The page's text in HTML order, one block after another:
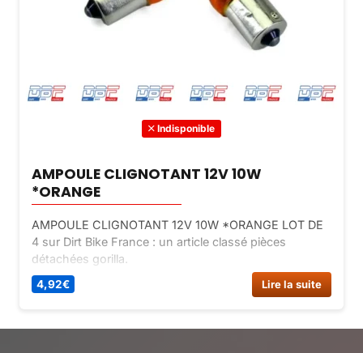
Indisponible
AMPOULE CLIGNOTANT 12V 10W
*ORANGE
AMPOULE CLIGNOTANT 12V 10W *ORANGE LOT DE
4 sur Dirt Bike France : un article classé pièces
détachées gorilla.
4,92€ Lire la suite